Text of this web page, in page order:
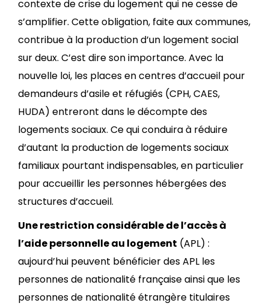
contexte de crise du logement qui ne cesse de
s’amplifier. Cette obligation, faite aux communes,
contribue à la production d’un logement social
sur deux. C’est dire son importance. Avec la
nouvelle loi, les places en centres d’accueil pour
demandeurs d’asile et réfugiés (CPH, CAES,
HUDA) entreront dans le décompte des
logements sociaux. Ce qui conduira à réduire
d’autant la production de logements sociaux
familiaux pourtant indispensables, en particulier
pour accueillir les personnes hébergées des
structures d’accueil.
Une restriction considérable de l’accès à
l’aide personnelle au logement (APL) :
aujourd’hui peuvent bénéficier des APL les
personnes de nationalité française ainsi que les
personnes de nationalité étrangère titulaires